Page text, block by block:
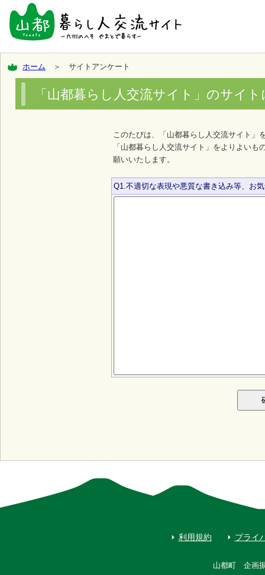
ホーム ＞ サイトアンケート
「山都暮らし人交流サイト」のサイ
このたびは、「山都暮らし人交流サイト」
「山都暮らし人交流サイト」をよりよい
願いいたします。
Q1.不適切な表現や悪質な書き込み等、お
利用規約 プライ
山都町 企画